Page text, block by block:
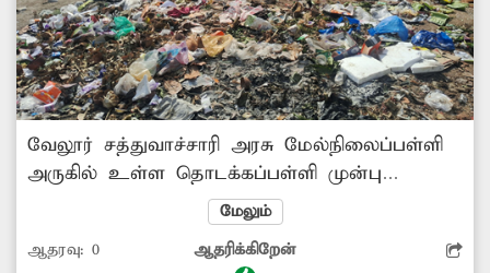
வேலூர் சத்துவாச்சாரி அரசு மேல்நிலைப்பள்ளி
அருகில் உள்ள தொடக்கப்பள்ளி முன்பு
குப்பைகள் குவிந்து சுகாதாரமற்ற நிலையில்
உள்ளது. இதனால் அங்கு துர்நாற்றம் வீசி
வருவதால் அந்த வழியாக செல்லும்
மேலும்
ஆதரவு: 0 ஆதரிக்கிறேன்